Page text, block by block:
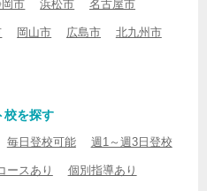
市 浜松市 名古屋市
岡山市 広島市 北九州市
校を探す
毎日登校可能 週1～週3日登校
ースあり 個別指導あり